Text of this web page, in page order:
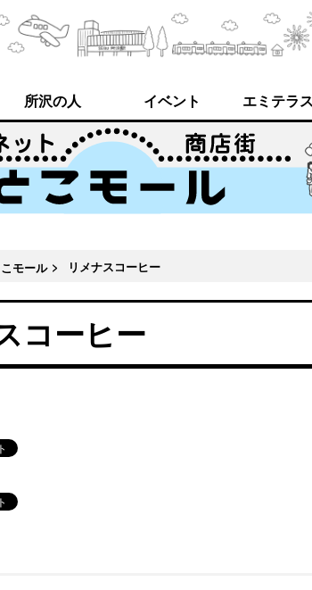
所沢の人 イベント エミテラ
モール > リメナスコーヒー
コーヒー